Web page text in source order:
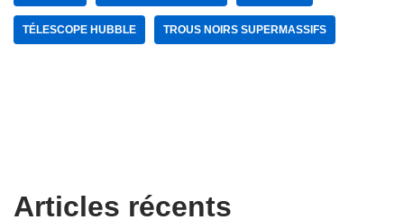
TÉLESCOPE HUBBLE TROUS NOIRS SUPERMASSIFS
Articles récents